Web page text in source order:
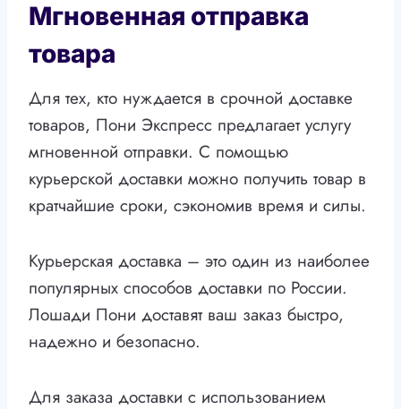
Мгновенная отправка
товара
Для тех, кто нуждается в срочной доставке
товаров, Пони Экспресс предлагает услугу
мгновенной отправки. С помощью
курьерской доставки можно получить товар в
кратчайшие сроки, сэкономив время и силы.
Курьерская доставка – это один из наиболее
популярных способов доставки по России.
Лошади Пони доставят ваш заказ быстро,
надежно и безопасно.
Для заказа доставки с использованием